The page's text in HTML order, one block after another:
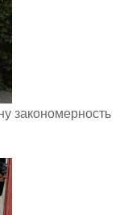
закономерность